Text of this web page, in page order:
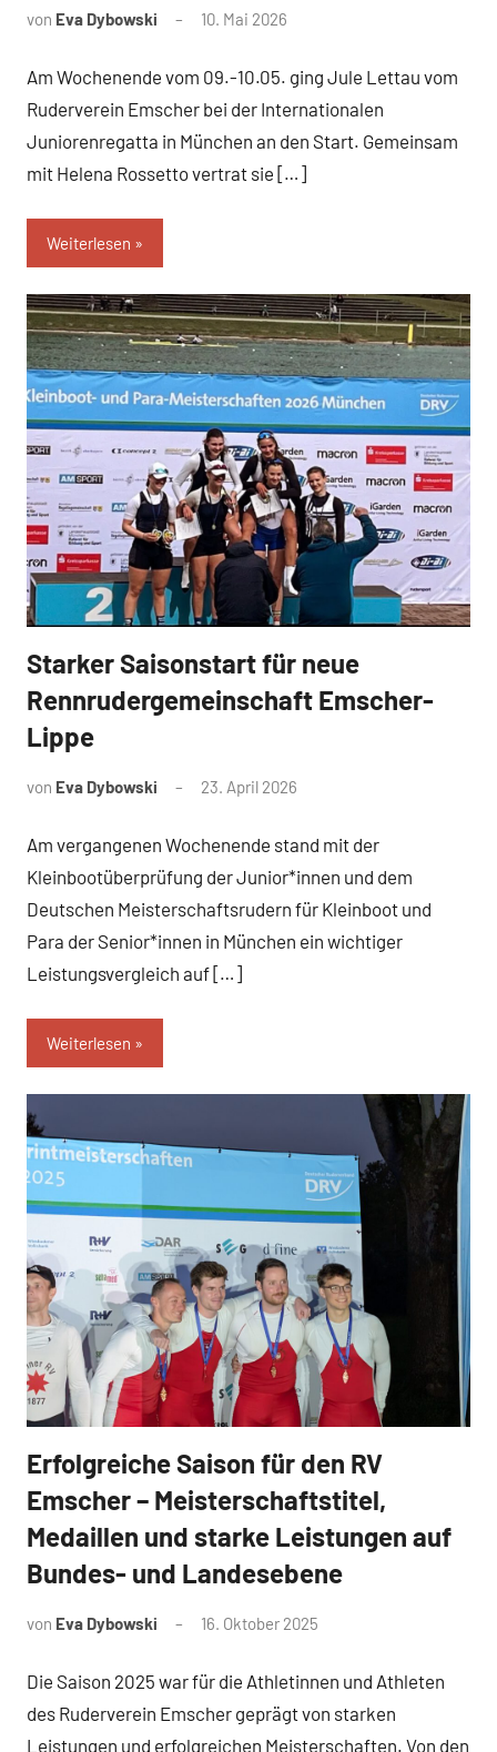
von Eva Dybowski 10. Mai 2026
Am Wochenende vom 09.-10.05. ging Jule Lettau vom
Ruderverein Emscher bei der Internationalen
Juniorenregatta in München an den Start. Gemeinsam
mit Helena Rossetto vertrat sie […]
Weiterlesen
News
Starker Saisonstart für neue
Rennrudergemeinschaft Emscher-
Lippe
von Eva Dybowski 23. April 2026
Am vergangenen Wochenende stand mit der
Kleinbootüberprüfung der Junior*innen und dem
Deutschen Meisterschaftsrudern für Kleinboot und
Para der Senior*innen in München ein wichtiger
Leistungsvergleich auf […]
Weiterlesen
News
Erfolgreiche Saison für den RV
Emscher – Meisterschaftstitel,
Medaillen und starke Leistungen auf
Bundes- und Landesebene
von Eva Dybowski 16. Oktober 2025
Die Saison 2025 war für die Athletinnen und Athleten
des Ruderverein Emscher geprägt von starken
Leistungen und erfolgreichen Meisterschaften. Von den